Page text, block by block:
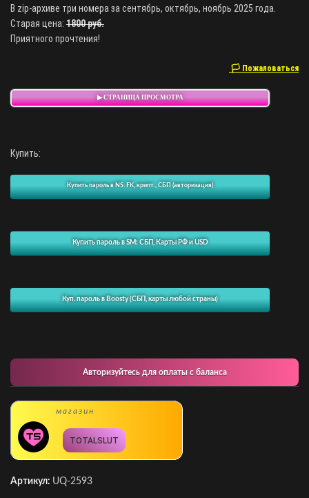
В zip-архиве три номера за сентябрь, октябрь, ноябрь 2025 года.
Старая цена: 1800 руб.
Приятного прочтения!
🏳 Пожаловаться
▶ СТРАНИЦА ПРОСМОТРА
Купить:
Купить пароль в NS: FK, крипт., СБП (авторизация)
Купить пароль в SM: СБП, Карты РФ и USD
Куп. пароль в Boosty (СБП, карты любой страны)
Авторизуйтесь для оплаты с баланса
магазин
TOTALSLUT
Артикул: UQ-2593